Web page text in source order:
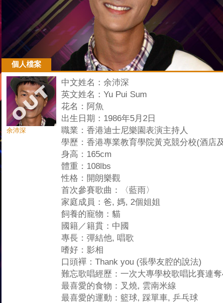
個人檔案
余沛深
中文姓名：余沛深
英文姓名：Yu Pui Sum
花名：阿魚
出生日期：1986年5月2日
職業：香港迪士尼樂園表演主持人
學歷：香港專業教育學院黃克競分校(酒店
身高：165cm
體重：108lbs
性格：開朗樂觀
首次參賽歌曲：〈藍雨〉
家庭成員：爸, 媽, 2個姐姐
飼養的寵物：貓
國籍／籍貫：中國
專長：彈結他, 唱歌
嗜好：影相
口頭襌：Thank you (張學友腔的說法)
難忘歌唱經歷：一次大專學校歌唱比賽連
最喜愛的食物：叉燒, 雲南米線
最喜愛的運動：籃球, 踩單車, 乒乓球